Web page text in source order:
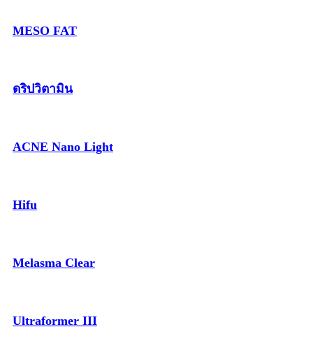
MESO FAT
ดริปวิตามิน
ACNE Nano Light
Hifu
Melasma Clear
Ultraformer III